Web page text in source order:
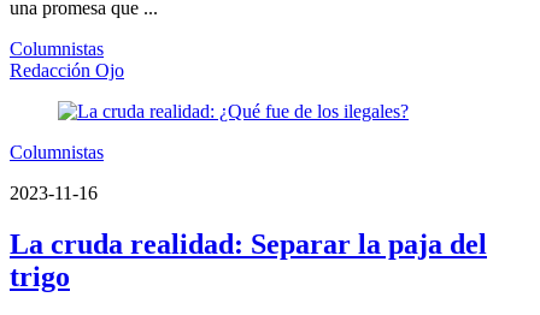
una promesa que ...
Columnistas
Redacción Ojo
Columnistas
2023-11-16
La cruda realidad: Separar la paja del
trigo